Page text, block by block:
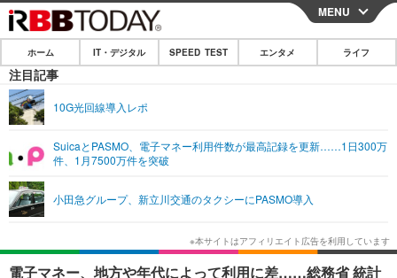
CLOSE
ホーム
IT・デジタル
ネタ
ショッピング その他
エンタメTOP 映画・ドラマ
韓国・芸能
ライフ
ライフTOP グルメ
リリース一覧
MENU
ホーム IT・デジタル SPEED TEST エンタメ ライフ
注目記事
10G光回線導入レポ
SuicaとPASMO、電子マネー利用件数が最高記録を更新……1日300万
件、1月7500万件を突破
小田急グループ、新立川交通のタクシーにPASMO導入
電子マネー、地方や年代によって利用に差……総務省 統計